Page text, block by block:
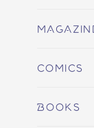
COMICS
BOOKS